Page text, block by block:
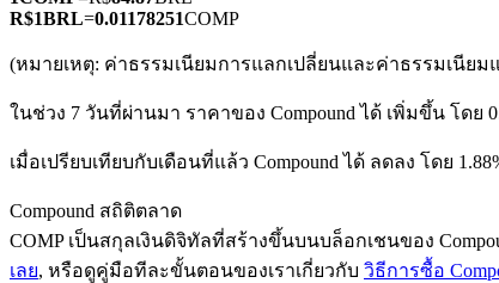
TradFi
อนุพันธ์ของหุ้น ฟอเร็กซ์ โลหะมีค่า และสินค้าโภคภัณ
R$1BRL=0.01178251COMP
(หมายเหตุ: ค่าธรรมเนียมการแลกเปลี่ยนและค่าธรรมเนียม
ในช่วง 7 วันที่ผ่านมา ราคาของ Compound ได้ เพิ่มขึ้น โดย
เมื่อเปรียบเทียบกับเดือนที่แล้ว Compound ได้ ลดลง โดย
Compound สถิติตลาด
COMP เป็นสกุลเงินดิจิทัลที่สร้างขึ้นบนบล็อกเชนของ
เลย, หรือดูคู่มือทีละขั้นตอนของเราเกี่ยวกับ วิธีการซื้อ